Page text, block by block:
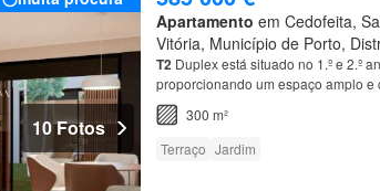
10 Fotos
Apartamento em Cedofeita,
Vitória, Município de Porto,
T2Duplex está situado no 1.º e 2.º
proporcionando um espaço amplo
300 m²
Terraço Jardim